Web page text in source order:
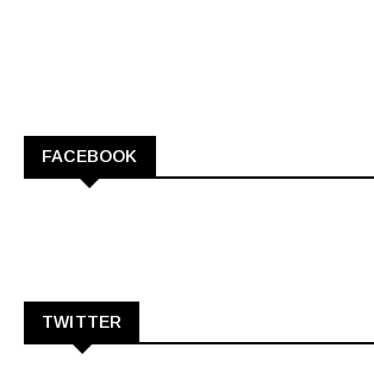
FACEBOOK
TWITTER